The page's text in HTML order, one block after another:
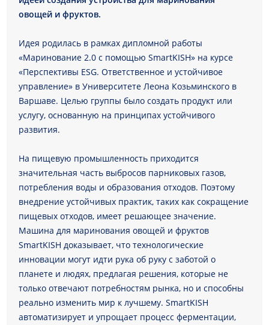
овощей и фруктов.
Идея родилась в рамках дипломной работы
«Маринование 2.0 с помощью SmartKISH» на курсе
«Перспективы ESG. Ответственное и устойчивое
управление» в Университете Леона Козьминского в
Варшаве. Целью группы было создать продукт или
услугу, основанную на принципах устойчивого
развития.
На пищевую промышленность приходится
значительная часть выбросов парниковых газов,
потребления воды и образования отходов. Поэтому
внедрение устойчивых практик, таких как сокращение
пищевых отходов, имеет решающее значение.
Машина для маринования овощей и фруктов
SmartKISH доказывает, что технологические
инновации могут идти рука об руку с заботой о
планете и людях, предлагая решения, которые не
только отвечают потребностям рынка, но и способны
реально изменить мир к лучшему. SmartKISH
автоматизирует и упрощает процесс ферментации,